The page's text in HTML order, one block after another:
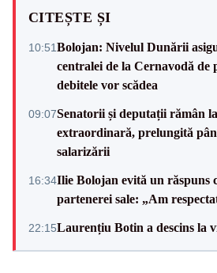
CITEȘTE ȘI
10:51Bolojan: Nivelul Dunării
centralei de la Cernavodă de
debitele vor scădea
09:07Senatorii și deputații rămân
extraordinară, prelungită
salarizării
16:34Ilie Bolojan evită un răspuns
partenerei sale: „Am
22:15Laurențiu Botin a descins la